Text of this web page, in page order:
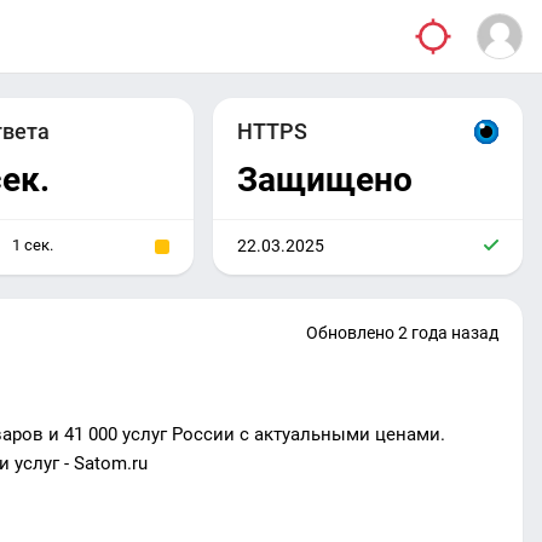
1 сек.
HTTPS
Защищено
22.03.2025
Обновлено 2 года назад
и 41 000 услуг России с актуальными ценами.
услуг - Satom.ru